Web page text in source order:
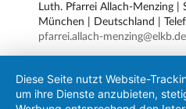
Luth. Pfarrei Allach-Menzing |
München | Deutschland |
pfarrei.allach-menzing@elkb.de
Diese Seite nutzt Website-
um ihre Dienste anzubieten,